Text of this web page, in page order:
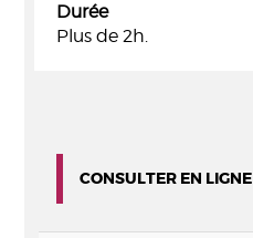
Durée
Plus de 2h.
CONSULTER EN LIGNE